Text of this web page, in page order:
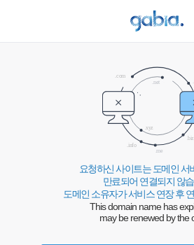
요청하신 사이트는 도메인 서
만료되어 연결되지 않
도메인 소유자가 서비스 연장 후
This domain name has
may be renewed by the